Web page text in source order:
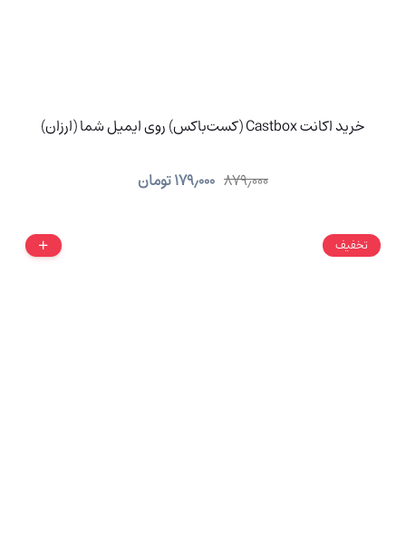
خرید اکانت Castbox (کست‌باکس) روی ایمیل شما (ارزان)
۸۷۹٫۰۰۰ ۱۷۹٫۰۰۰تومان
تخفیف